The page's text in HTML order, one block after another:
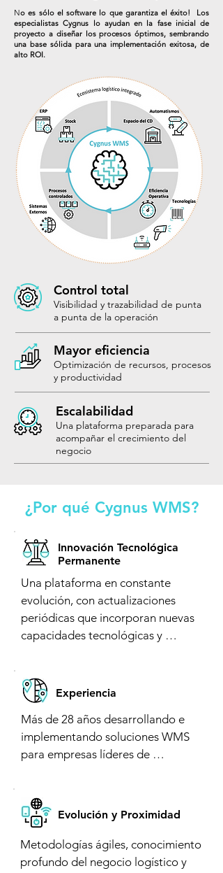
No es sólo el software lo que garantiza el éxito! Los
especialistas Cygnus lo ayudan en la fase inicial de
proyecto a diseñar los procesos óptimos, sembrando
una base sólida para una implementación exitosa, de
alto ROI.
Control total
Visibilidad y trazabilidad de punta
a punta de la operación
Mayor eficiencia
Optimización de recursos, procesos
y productividad
Escalabilidad
Una plataforma preparada para
acompañar el crecimiento del
negocio
¿Por qué Cygnus WMS?
Innovación Tecnológica
Permanente
Una plataforma en constante
evolución, con actualizaciones
periódicas que incorporan nuevas
capacidades tecnológicas y
Una plataforma en constante
evolución, con actualizaciones
periódicas que incorporan nuevas
capacidades tecnológicas y
funcionales para responder a los
- Alto nivel de Parametrización,
funcionalidades avanzadas y
procesos complejos
Experiencia
Más de 28 años desarrollando e
implementando soluciones WMS
para empresas líderes de
- Solución respaldada por Cygnus
Latinoamérica, compañía con más
de 28 años de trayectoria en WMS
Evolución y Proximidad
Metodologías ágiles, conocimiento
profundo del negocio logístico y